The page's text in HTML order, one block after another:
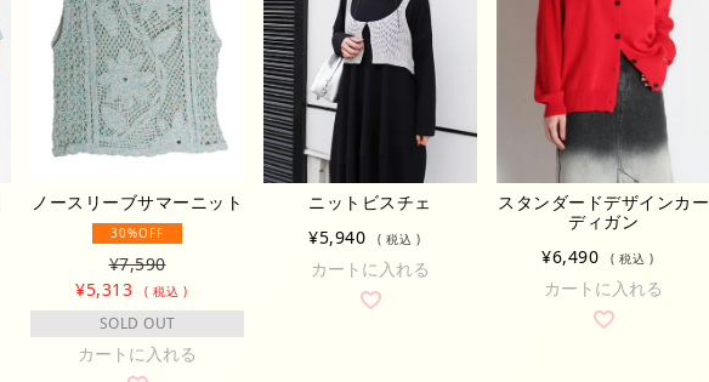
ノースリーブサマーニット
30%OFF
¥7,590
¥5,313 税込
SOLD OUT
カートに入れる
ニットビスチェ
¥5,940 税込
カートに入れる
スタンダードデザインカー
ディガン
¥6,490 税込
カートに入れる